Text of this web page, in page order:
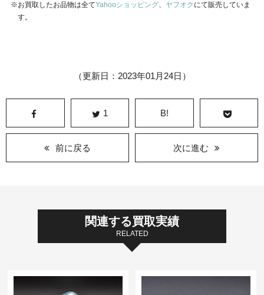
お買取したお品物は全てYahooショッピング、 ヤフオク にて販売していま
す。
（更新日：2023年01月24日）
1 B!
前に戻る 次に進む
関連する買取実績
RELATED